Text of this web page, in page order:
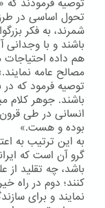
توصیه فرمودند كه
تحول اساسی در طرز
شمرند، به فكر
باشند و با
هم داده احتیاجات
مصالح عامه
توصیه فرمود كه
باشند. جوهر كلام
انسانی در طی
بوده و هست.»
به این ترتیب به
گرو آن است كه
باشد، چه تقلید از
كنند؛ دوم در راه
نمایند و برای